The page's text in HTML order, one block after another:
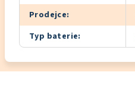
Prodejce:
Typ baterie: